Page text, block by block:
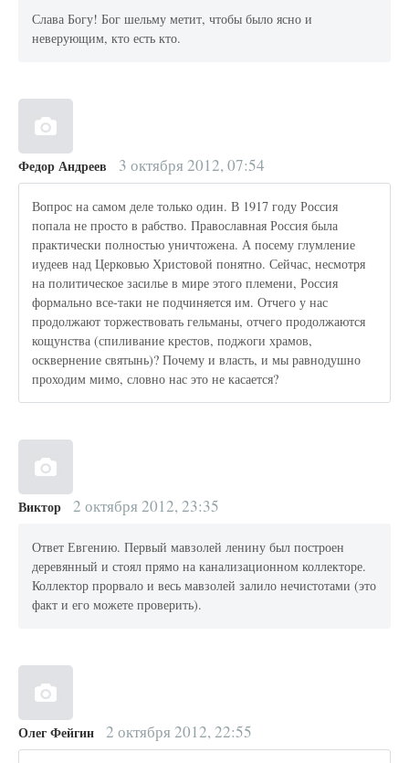
Слава Богу! Бог шельму метит, чтобы было ясно и
неверующим, кто есть кто.
Федор Андреев 3 октября 2012, 07:54
Вопрос на самом деле только один. В 1917 году Россия
попала не просто в рабство. Православная Россия была
практически полностью уничтожена. А посему глумление
иудеев над Церковью Христовой понятно. Сейчас, несмотря
на политическое засилье в мире этого племени, Россия
формально все-таки не подчиняется им. Отчего у нас
продолжают торжествовать гельманы, отчего продолжаются
кощунства (спиливание крестов, поджоги храмов,
осквернение святынь)? Почему и власть, и мы равнодушно
проходим мимо, словно нас это не касается?
Виктор 2 октября 2012, 23:35
Ответ Евгению. Первый мавзолей ленину был построен
деревянный и стоял прямо на канализационном коллекторе.
Коллектор прорвало и весь мавзолей залило нечистотами (это
факт и его можете проверить).
Олег Фейгин 2 октября 2012, 22:55